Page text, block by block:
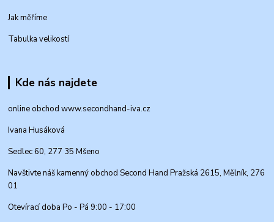
Jak měříme
Tabulka velikostí
Kde nás najdete
online obchod www.secondhand-iva.cz
Ivana Husáková
Sedlec 60, 277 35 Mšeno
Navštivte náš kamenný obchod Second Hand Pražská 2615, Mělník, 276
01
Otevírací doba Po - Pá 9:00 - 17:00